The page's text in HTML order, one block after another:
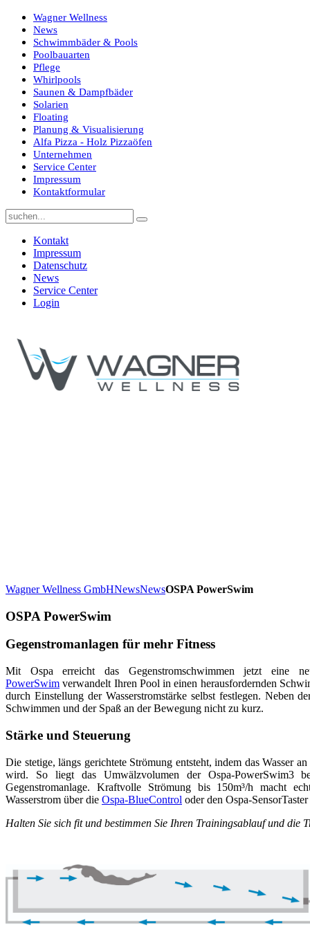
Wagner Wellness
News
Schwimmbäder & Pools
Poolbauarten
Pflege
Whirlpools
Saunen & Dampfbäder
Solarien
Floating
Planung & Visualisierung
Alfa Pizza - Holz Pizzaöfen
Unternehmen
Service Center
Impressum
Kontaktformular
Kontakt
Impressum
Datenschutz
News
Service Center
Login
Wagner Wellness GmbHNewsNewsOSPA PowerSwim
OSPA PowerSwim
Gegenstromanlagen für mehr Fitness
Mit Ospa erreicht das Gegenstromschwimmen jetzt eine
PowerSwim verwandelt Ihren Pool in einen herausfordernden
durch Einstellung der Wasserstromstärke selbst festlegen. Neben
Schwimmen und der Spaß an der Bewegung nicht zu kurz.
Stärke und Steuerung
Die stetige, längs gerichtete Strömung entsteht, indem das Wasser
wird. So liegt das Umwälzvolumen der Ospa-PowerSwim3
Gegenstromanlage. Kraftvolle Strömung bis 150m³/h macht
Wasserstrom über die Ospa-BlueControl oder den Ospa-
Halten Sie sich fit und bestimmen Sie Ihren Trainingsablauf und die